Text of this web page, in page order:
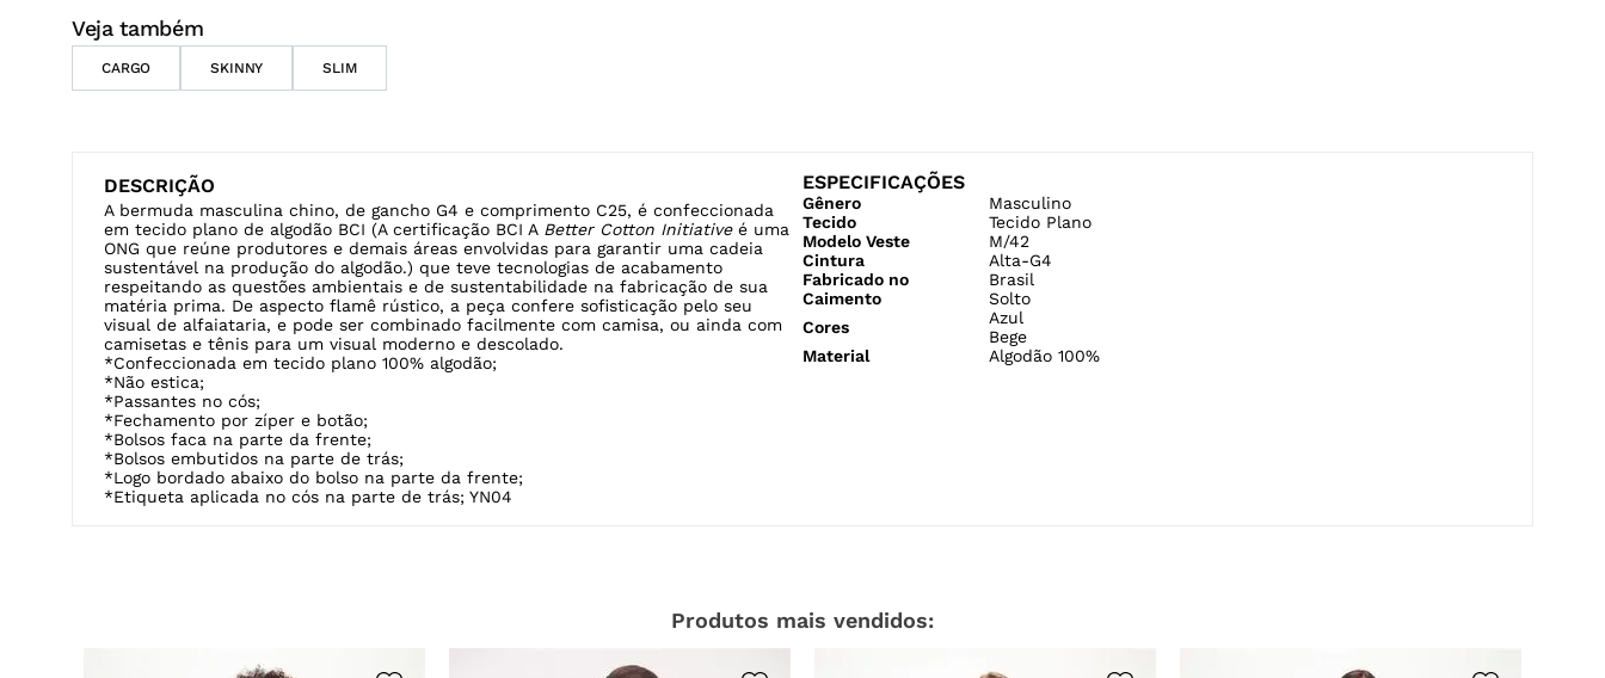
Veja também
CARGO SKINNY SLIM
DESCRIÇÃO
A bermuda masculina chino, de gancho G4 e comprimento C25, é confeccionada
em tecido plano de algodão BCI (A certificação BCI A Better Cotton Initiativeé uma
ONG que reúne produtores e demais áreas envolvidas para garantir uma cadeia
sustentável na produção do algodão.) que teve tecnologias de acabamento
respeitando as questões ambientais e de sustentabilidade na fabricação de sua
matéria prima. De aspecto flamê rústico, a peça confere sofisticação pelo seu
visual de alfaiataria, e pode ser combinado facilmente com camisa, ou ainda com
camisetas e tênis para um visual moderno e descolado.
*Confeccionada em tecido plano 100% algodão;
*Não estica;
*Passantes no cós;
*Fechamento por zíper e botão;
*Bolsos faca na parte da frente;
*Bolsos embutidos na parte de trás;
*Logo bordado abaixo do bolso na parte da frente;
*Etiqueta aplicada no cós na parte de trás; YN04
ESPECIFICAÇÕES
Gênero
Masculino
Tecido
Tecido Plano
Modelo Veste
M/42
Cintura
Alta-G4
Fabricado no
Brasil
Caimento
Solto
Cores
Azul
Bege
Material
Algodão 100%
Produtos mais vendidos: